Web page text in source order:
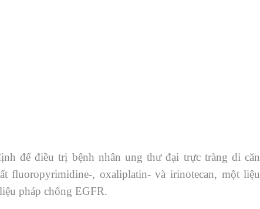
để điều trị bệnh nhân ung thư đại trực tràng di căn
fluoropyrimidine-, oxaliplatin- và irinotecan, một liệu
pháp chống EGFR.